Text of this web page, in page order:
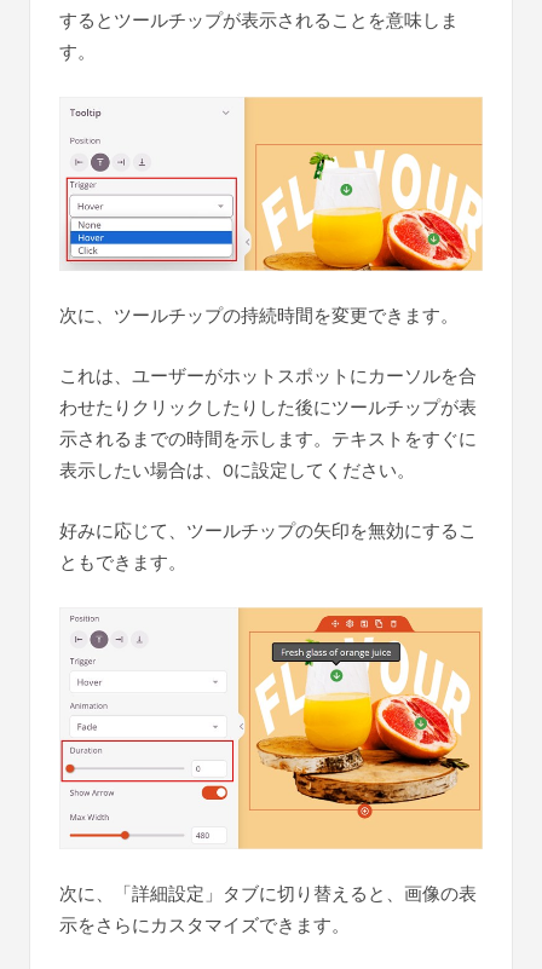
するとツールチップが表示されることを意味しま
す。
次に、ツールチップの持続時間を変更できます。
これは、ユーザーがホットスポットにカーソルを合
わせたりクリックしたりした後にツールチップが表
示されるまでの時間を示します。テキストをすぐに
表示したい場合は、0に設定してください。
好みに応じて、ツールチップの矢印を無効にするこ
ともできます。
次に、「詳細設定」タブに切り替えると、画像の表
示をさらにカスタマイズできます。